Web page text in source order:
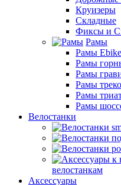
Круизеры
Складные
Фиксы и
Рамы
Рамы
Рамы
Рамы
Рамы
Рамы
Рамы
Велостанки
велостанкам
Аксессуары